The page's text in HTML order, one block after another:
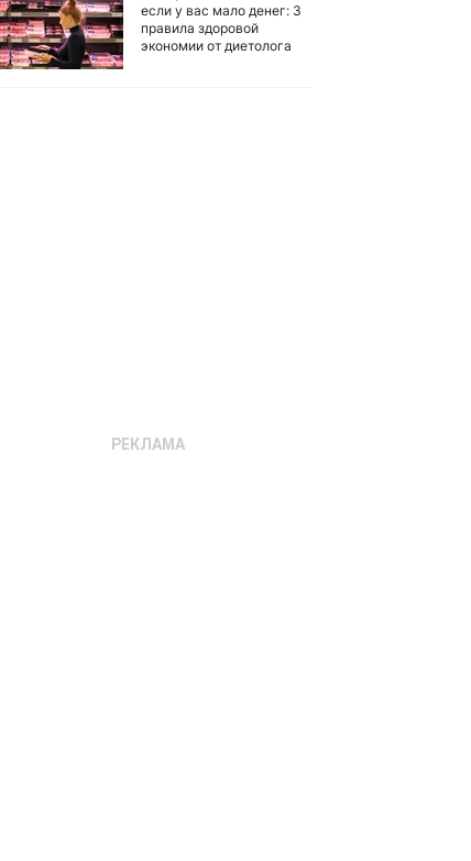
если у вас мало денег: 3
правила здоровой
экономии от диетолога